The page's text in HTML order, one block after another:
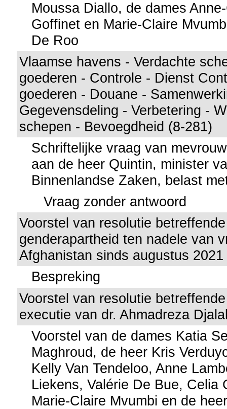
Moussa Diallo, de dames
Goffinet en Marie-Claire
De Roo
Vlaamse havens - Verdachte
goederen - Controle - Dienst
goederen - Douane -
Gegevensdeling - Verbetering -
schepen - Bevoegdheid (8-281)
Schriftelijke vraag van
aan de heer Quintin, minister
Binnenlandse Zaken, belast
Vraag zonder antwoord
Voorstel van resolutie
genderapartheid ten nadele van
Afghanistan sinds augustus
Bespreking
Voorstel van resolutie
executie van dr. Ahmadreza
Voorstel van de dames Katia
Maghroud, de heer Kris
Kelly Van Tendeloo, Anne
Liekens, Valérie De Bue, Celia
Marie-Claire Mvumbi en de